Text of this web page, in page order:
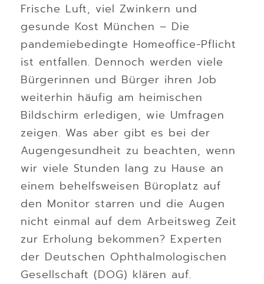
Frische Luft, viel Zwinkern und
gesunde Kost München – Die
pandemiebedingte Homeoffice-Pflicht
ist entfallen. Dennoch werden viele
Bürgerinnen und Bürger ihren Job
weiterhin häufig am heimischen
Bildschirm erledigen, wie Umfragen
zeigen. Was aber gibt es bei der
Augengesundheit zu beachten, wenn
wir viele Stunden lang zu Hause an
einem behelfsweisen Büroplatz auf
den Monitor starren und die Augen
nicht einmal auf dem Arbeitsweg Zeit
zur Erholung bekommen? Experten
der Deutschen Ophthalmologischen
Gesellschaft (DOG) klären auf.